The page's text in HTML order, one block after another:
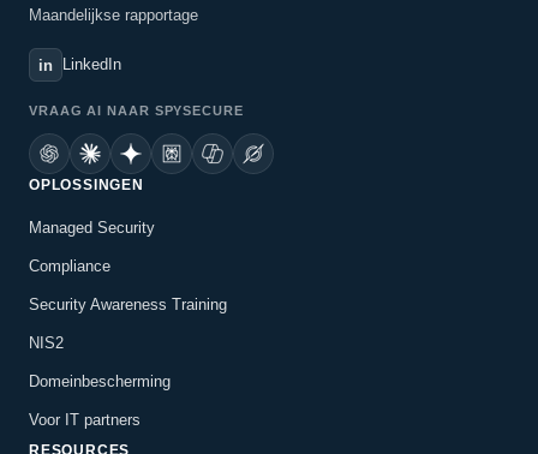
Maandelijkse rapportage
in LinkedIn
VRAAG AI NAAR SPYSECURE
OPLOSSINGEN
Managed Security
Compliance
Security Awareness Training
NIS2
Domeinbescherming
Voor IT partners
RESOURCES